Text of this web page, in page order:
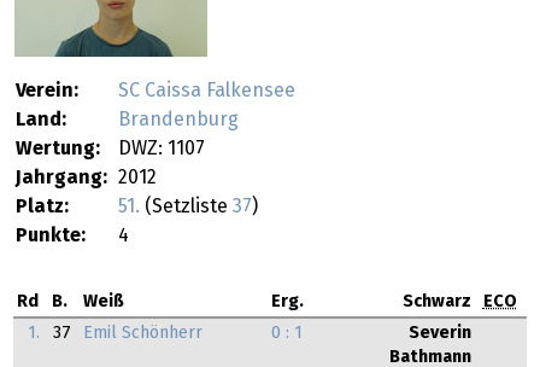
Verein:
SC Caissa Falkensee
Land:
Brandenburg
Wertung:
DWZ: 1107
Jahrgang: 2012
Platz:
51. (Setzliste 37)
Punkte:
4
Rd B. Weiß Erg. Schwarz
ECO
1.
37 Emil Schönherr 0 : 1
Severin
Bathmann